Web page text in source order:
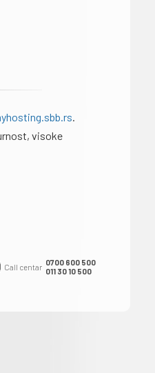
visoke
Call centar 0700 600 500
011 30 10 500